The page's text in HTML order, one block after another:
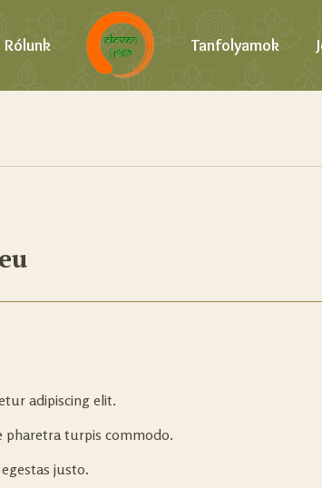
Rólunk Tanfolyamok
adipiscing elit.
pharetra turpis commodo.
justo.